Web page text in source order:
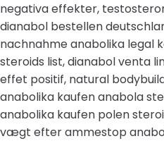
negativa effekter,
dianabol bestellen
nachnahme anabolika legal
steroids list, dianabol venta
effet positif, natural
anabolika kaufen anabola
anabolika kaufen polen
vægt efter ammestop